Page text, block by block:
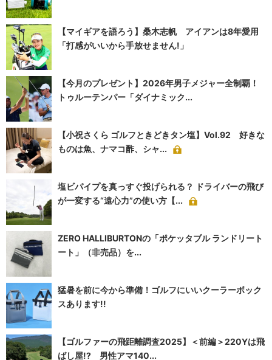
【マイギアを語ろう】桑木志帆 アイアンは8年愛用
「打感がいいから手放せません!」
【今月のプレゼント】2026年男子メジャー全制覇！
トゥルーテンパー「ダイナミック...
【小祝さくら ゴルフときどきタン塩】Vol.92 好きな
ものは魚、ナマコ酢、シャ...
塩ビパイプを真っすぐ投げられる？ ドライバーの飛び
が一変する“遠心力”の使い方【...
ZERO HALLIBURTONの「ポケッタブル ランドリート
ート」（非売品）を...
猛暑を前に今から準備！ゴルフにいいクーラーボック
スあります!!
【ゴルファーの飛距離調査2025】＜前編＞220Yは飛
ばし屋!? 男性アマ140...